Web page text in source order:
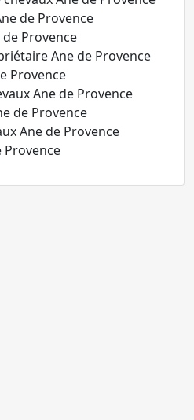
de Provence
Provence
Ane de Provence
Provence
Ane de Provence
de Provence
Ane de Provence
Provence